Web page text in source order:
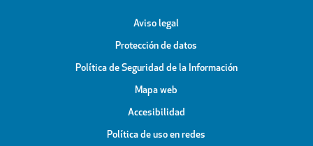
Aviso legal
Protección de datos
Política de Seguridad de la Información
Mapa web
Accesibilidad
Política de uso en redes